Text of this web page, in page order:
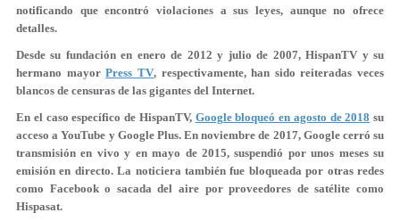
notificando que encontró violaciones a sus leyes, aunque no ofrece
detalles.
Desde su fundación en enero de 2012 y julio de 2007, HispanTV y su
hermano mayorPress TV, respectivamente, han sido reiteradas veces
blancos de censuras de las gigantes del Internet.
En el caso específico de HispanTV, Google bloqueó en agosto de 2018 su
acceso a YouTube y Google Plus. En noviembre de 2017, Google cerró su
transmisión en vivo y en mayo de 2015, suspendió por unos meses su
emisión en directo. La noticiera también fue bloqueada por otras redes
como Facebook o sacada del aire por proveedores de satélite como
Hispasat.